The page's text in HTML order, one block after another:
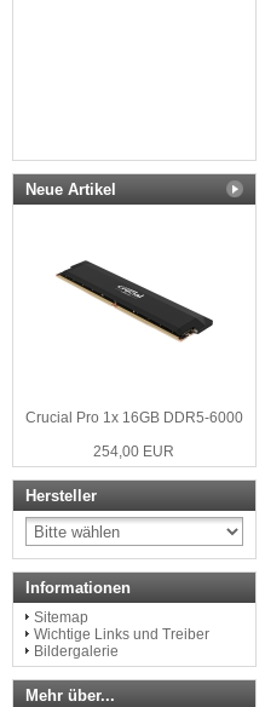
Neue Artikel
Crucial Pro 1x 16GB DDR5-6000
254,00 EUR
Hersteller
Informationen
Sitemap
Wichtige Links und Treiber
Bildergalerie
Mehr über...